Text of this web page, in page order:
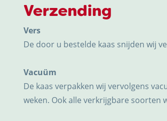
Verzending
Vers
De door u bestelde kaas snijden wij
Vacuüm
De kaas verpakken wij vervolgens
weken. Ook alle verkrijgbare soorten